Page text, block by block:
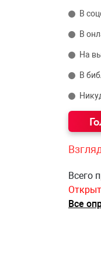
В
В
На
В
Всего
Все